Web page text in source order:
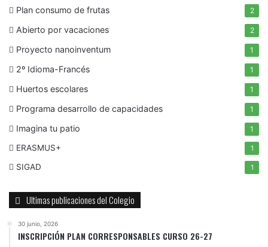
Plan consumo de frutas 2
Abierto por vacaciones 2
Proyecto nanoinventum 1
2º Idioma-Francés 1
Huertos escolares 1
Programa desarrollo de capacidades 1
Imagina tu patio 1
ERASMUS+ 1
SIGAD 1
Ultimas publicaciones del Colegio
30 junio, 2026
INSCRIPCIÓN PLAN CORRESPONSABLES CURSO 26-27